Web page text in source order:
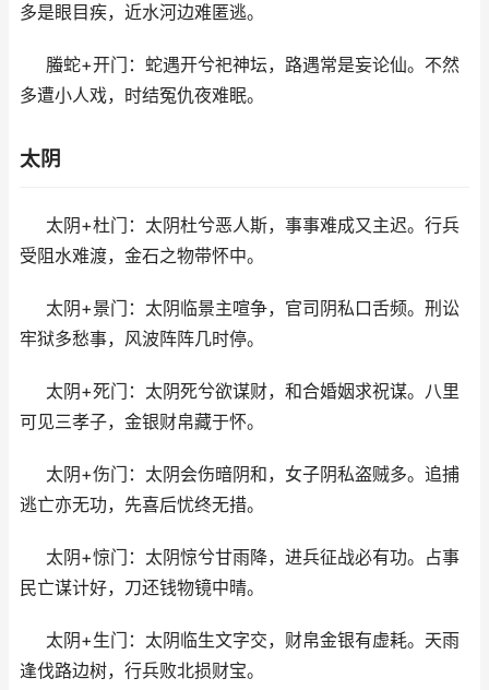
多是眼目疾，近水河边难匿逃。
螣蛇+开门：蛇遇开兮祀神坛，路遇常是妄论仙。不然
多遭小人戏，时结冤仇夜难眠。
太阴
太阴+杜门：太阴杜兮恶人斯，事事难成又主迟。行兵
受阻水难渡，金石之物带怀中。
太阴+景门：太阴临景主喧争，官司阴私口舌频。刑讼
牢狱多愁事，风波阵阵几时停。
太阴+死门：太阴死兮欲谋财，和合婚姻求祝谋。八里
可见三孝子，金银财帛藏于怀。
太阴+伤门：太阴会伤暗阴和，女子阴私盗贼多。追捕
逃亡亦无功，先喜后忧终无措。
太阴+惊门：太阴惊兮甘雨降，进兵征战必有功。占事
民亡谋计好，刀还钱物镜中晴。
太阴+生门：太阴临生文字交，财帛金银有虚耗。天雨
逢伐路边树，行兵败北损财宝。